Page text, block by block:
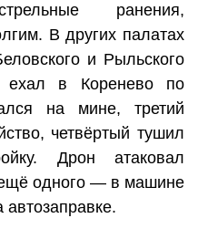
ранения,
В других палатах
и Рыльского
в Коренево по
на мине, третий
четвёртый тушил
Дрон атаковал
одного — в машине